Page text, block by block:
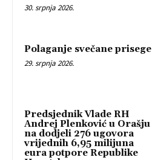
30. srpnja 2026.
Polaganje svečane prisege
29. srpnja 2026.
Predsjednik Vlade RH
Andrej Plenković u Orašju
na dodjeli 276 ugovora
vrijednih 6,95 milijuna
eura potpore Republike